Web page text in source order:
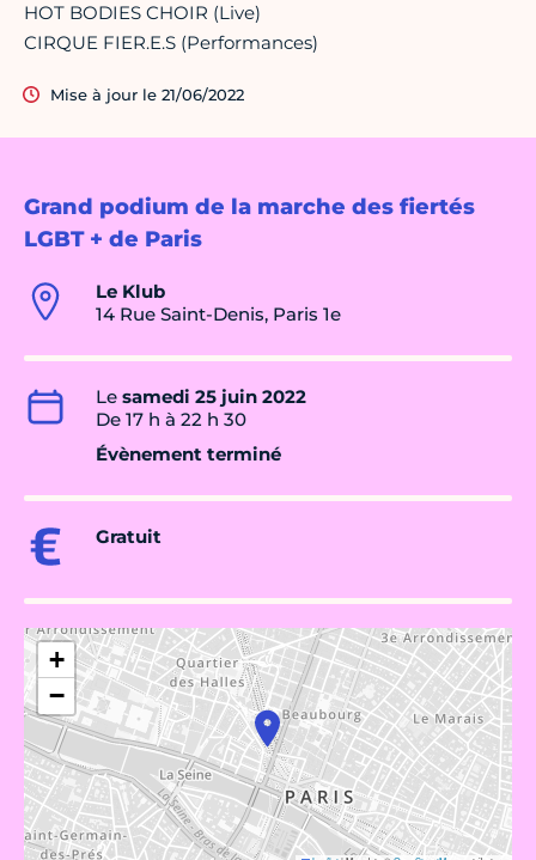
Grand podium de la marche des fiertés
LGBT + de Paris
Le Klub
14 Rue Saint-Denis, Paris 1e
Le samedi 25 juin 2022
De 17 h à 22 h 30
Évènement terminé
Gratuit
+
−
HOT BODIES CHOIR (Live)
CIRQUE FIER.E.S (Performances)
Mise à jour le 21/06/2022